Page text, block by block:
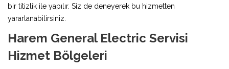
bir titizlik ile yapılır. Siz de deneyerek bu hizmetten
yararlanabilirsiniz.
Harem General Electric Servisi
Hizmet Bölgeleri